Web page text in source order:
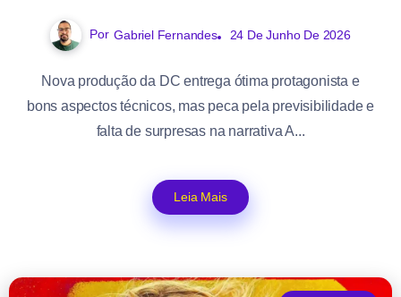
Por Gabriel Fernandes 24 De Junho De 2026
Nova produção da DC entrega ótima protagonista e
bons aspectos técnicos, mas peca pela previsibilidade e
falta de surpresas na narrativa A...
Leia Mais